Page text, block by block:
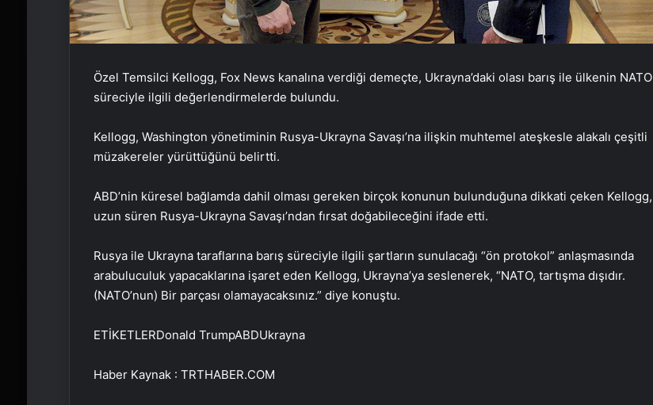
Özel Temsilci Kellogg, Fox News kanalına verdiği demeçte, Ukrayna’daki olası barış ile ülkenin NATO
süreciyle ilgili değerlendirmelerde bulundu.
Kellogg, Washington yönetiminin Rusya-Ukrayna Savaşı’na ilişkin muhtemel ateşkesle alakalı çeşitli
müzakereler yürüttüğünü belirtti.
ABD’nin küresel bağlamda dahil olması gereken birçok konunun bulunduğuna dikkati çeken Kellogg,
uzun süren Rusya-Ukrayna Savaşı’ndan fırsat doğabileceğini ifade etti.
Rusya ile Ukrayna taraflarına barış süreciyle ilgili şartların sunulacağı “ön protokol” anlaşmasında
arabuluculuk yapacaklarına işaret eden Kellogg, Ukrayna’ya seslenerek, “NATO, tartışma dışıdır.
(NATO’nun) Bir parçası olamayacaksınız.” diye konuştu.
ETİKETLERDonald TrumpABDUkrayna
Haber Kaynak : TRTHABER.COM